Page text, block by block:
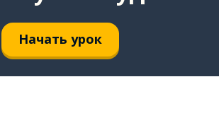
Начать урок